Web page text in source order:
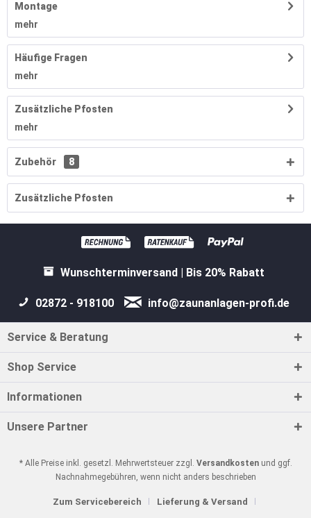
Montage
mehr
Häufige Fragen
mehr
Zusätzliche Pfosten
mehr
Zubehör 8
Zusätzliche Pfosten
Wunschterminversand | Bis 20% Rabatt
02872 - 918100 info@zaunanlagen-profi.de
Service & Beratung
Shop Service
Informationen
Unsere Partner
* Alle Preise inkl. gesetzl. Mehrwertsteuer zzgl. Versandkostenund ggf.
Nachnahmegebühren, wenn nicht anders beschrieben
Zum Servicebereich Lieferung & Versand